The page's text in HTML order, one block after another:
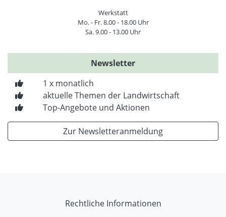
Werkstatt
Mo. - Fr. 8.00 - 18.00 Uhr
Sa. 9.00 - 13.00 Uhr
Newsletter
1 x monatlich
aktuelle Themen der Landwirtschaft
Top-Angebote und Aktionen
Zur Newsletteranmeldung
Rechtliche Informationen